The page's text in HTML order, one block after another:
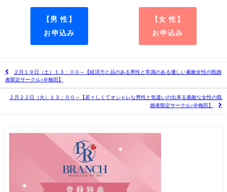
【男 性】
お申込み
【女 性】
お申込み
２月１９日（土）１３：００～【経済力と品のある男性と常識のある優しい素敵女性の既婚
者限定サークル♪＠梅田】
２月２２日（火）１３：００～【若々しくてオシャレな男性と気遣いの出来る素敵な女性の既
婚者限定サークル♪＠梅田】